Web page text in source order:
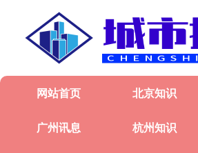
网站首页 北京知识
广州讯息 杭州知识